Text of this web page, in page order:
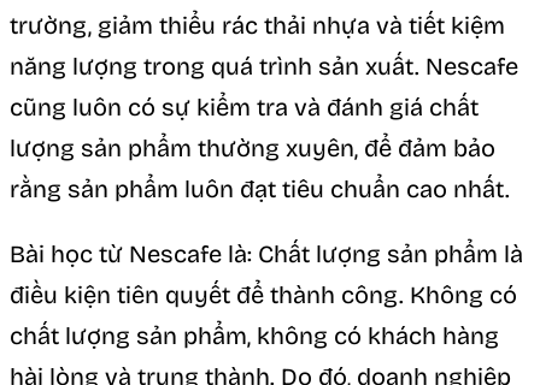
trường, giảm thiểu rác thải nhựa và tiết kiệm
năng lượng trong quá trình sản xuất. Nescafe
cũng luôn có sự kiểm tra và đánh giá chất
lượng sản phẩm thường xuyên, để đảm bảo
rằng sản phẩm luôn đạt tiêu chuẩn cao nhất.
Bài học từ Nescafe là: Chất lượng sản phẩm là
điều kiện tiên quyết để thành công. Không có
chất lượng sản phẩm, không có khách hàng
hài lòng và trung thành. Do đó, doanh nghiệp